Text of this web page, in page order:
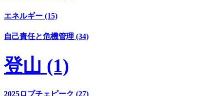
エネルギー (15)
自己責任と危機管理 (34)
登山 (1)
2025ロブチェピーク (27)